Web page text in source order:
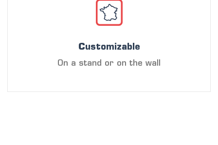
Customizable
On a stand or on the wall